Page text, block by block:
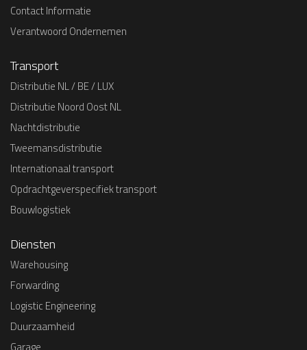
Contact Informatie
Verantwoord Ondernemen
Transport
Distributie NL / BE / LUX
Distributie Noord Oost NL
Nachtdistributie
Tweemansdistributie
Internationaal transport
Opdrachtgeverspecifiek transport
Bouwlogistiek
Diensten
Warehousing
Forwarding
Logistic Engineering
Duurzaamheid
Garage